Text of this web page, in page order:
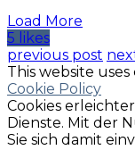
Load More
5 likes
previous post
This website
Cookie Policy
Cookies
Dienste. Mit der
Sie sich damit